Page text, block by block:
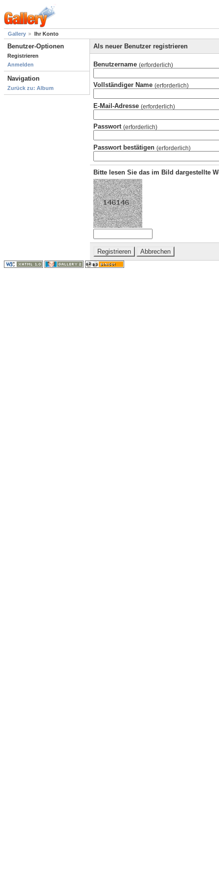
Gallery Ihr Konto
Benutzer-Optionen
Registrieren
Anmelden
Navigation
Zurück zu: Album
Als neuer Benutzer registrieren
Benutzername (erforderlich)
Vollständiger Name (erforderlich)
E-Mail-Adresse (erforderlich)
Passwort (erforderlich)
Passwort bestätigen (erforderlich)
Bitte lesen Sie das im Bild dargestellte